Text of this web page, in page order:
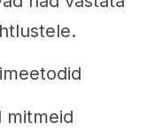
mitmeid